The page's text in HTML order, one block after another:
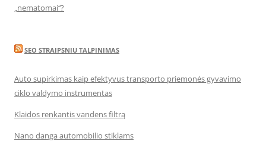
„nematomai‘‘?
SEO STRAIPSNIU TALPINIMAS
Auto supirkimas kaip efektyvus transporto priemonės gyvavimo
ciklo valdymo instrumentas
Klaidos renkantis vandens filtrą
Nano danga automobilio stiklams